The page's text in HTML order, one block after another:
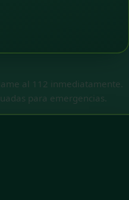
al 112 inmediatamente.
para emergencias.